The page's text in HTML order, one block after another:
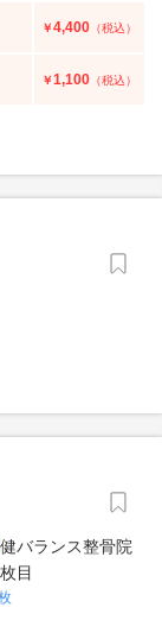
￥4,400 （税込）
￥1,100 （税込）